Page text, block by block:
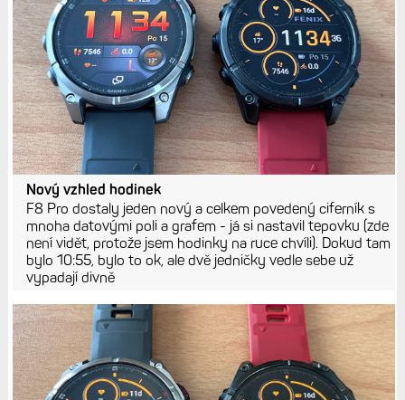
Nový vzhled hodinek
F8 Pro dostaly jeden nový a celkem povedený ciferník s
mnoha datovými poli a grafem - já si nastavil tepovku (zde
není vidět, protože jsem hodinky na ruce chvíli). Dokud tam
bylo 10:55, bylo to ok, ale dvě jedničky vedle sebe už
vypadají divně